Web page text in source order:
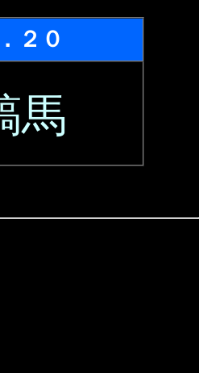
２０
馬